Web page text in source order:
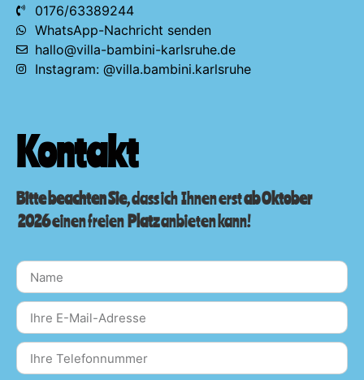
0176/63389244
WhatsApp-Nachricht senden
hallo@villa-bambini-karlsruhe.de
Instagram: @villa.bambini.karlsruhe
Kontakt
Bitte beachten Sie, dass ich Ihnen erstab Oktober
2026einen freienPlatzanbieten kann!